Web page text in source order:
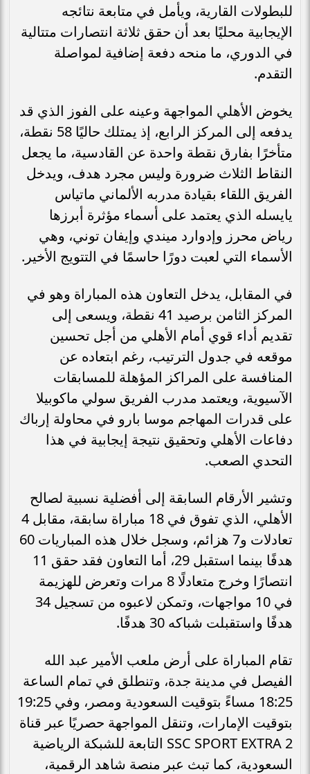
للبطولات القارية، ويأمل في متابعة نتائجه
الإيجابية محليًا بعد أن حقق ثلاثة انتصارات متتالية
في الدوري، ما منحه دفعة إضافية لمواصلة
التقدم.
يخوض الأهلي المواجهة وعينه على الفوز الذي قد
يدفعه إلى المركز الرابع، إذ يمتلك حاليًا 58 نقطة،
متأخرًا بفارق نقطة واحدة عن القادسية، ما يجعل
النقاط الثلاث ضرورة وليس مجرد هدف، ويدخل
الفريق اللقاء بقيادة مدربه الألماني ماتياس
يايسله الذي يعتمد على أسماء مؤثرة أبرزها
رياض محرز وإدوارد ميندي وإيفان توني، وهي
الأسماء التي لعبت دورًا حاسمًا في التتويج الأخير.
في المقابل، يدخل التعاون هذه المباراة وهو في
المركز الثامن برصيد 41 نقطة، ويسعى إلى
تقديم أداء قوي أمام الأهلي من أجل تحسين
موقعه في جدول الترتيب، رغم ابتعاده عن
المنافسة على المراكز المؤهلة للمسابقات
الآسيوية، ويعتمد مدرب الفريق سولي ماكوبيلا
على قدرات المهاجم موسا بارو في محاولة إرباك
دفاعات الأهلي وتحقيق نتيجة إيجابية في هذا
التحدي الصعب.
وتشير الأرقام السابقة إلى أفضلية نسبية لصالح
الأهلي، الذي تفوق في 18 مباراة سابقة، مقابل 4
تعادلات و7 هزائم، وسجل خلال هذه المباريات 60
هدفًا بينما استقبل 29، أما التعاون فقد حقق 11
انتصارًا وخرج متعادلًا 8 مرات وتعرض للهزيمة
في 10 مواجهات، وتمكن لاعبوه من تسجيل 34
هدفًا واستقبلت شباكه 30 هدفًا.
تقام المباراة على أرض ملعب الأمير عبد الله
الفيصل في مدينة جدة، وتنطلق في تمام الساعة
18:25 مساءً بتوقيت السعودية ومصر، وفي 19:25
بتوقيت الإمارات، وتنقل المواجهة حصريًا عبر قناة
SSC SPORT EXTRA 2 التابعة للشبكة الرياضية
السعودية، كما تبث عبر منصة شاهد الرقمية،